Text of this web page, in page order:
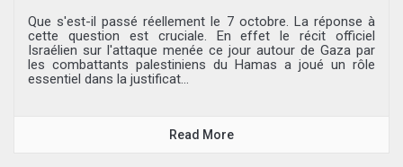
Que s'est-il passé réellement le 7 octobre. La réponse à
cette question est cruciale. En effet le récit officiel
Israélien sur l'attaque menée ce jour autour de Gaza par
les combattants palestiniens du Hamas a joué un rôle
essentiel dans la justificat...
Read More